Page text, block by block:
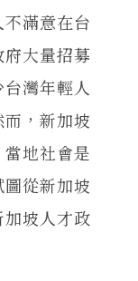
滿意在台
大量招募
灣年輕人
，新加坡
地社會是
從新加坡
坡人才政